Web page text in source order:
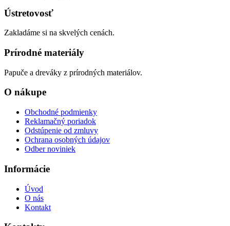
Ústretovosť
Zakladáme si na skvelých cenách.
Prírodné materiály
Papuče a dreváky z prírodných materiálov.
O nákupe
Obchodné podmienky
Reklamačný poriadok
Odstúpenie od zmluvy
Ochrana osobných údajov
Odber noviniek
Informácie
Úvod
O nás
Kontakt